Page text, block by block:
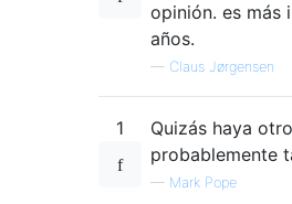
opinión. es más
años.
— Claus Jørgensen
1
Quizás haya
probablemente
— Mark Pope